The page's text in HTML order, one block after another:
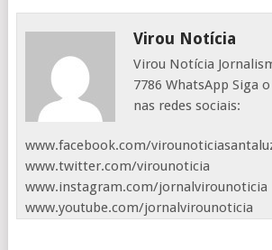
Virou Notícia
Virou Notícia
7786 WhatsApp Siga
nas redes sociais:
www.facebook.com/
www.twitter.com/virounoticia
www.instagram.com/jornalvirounoticia
www.youtube.com/jornalvirounoticia